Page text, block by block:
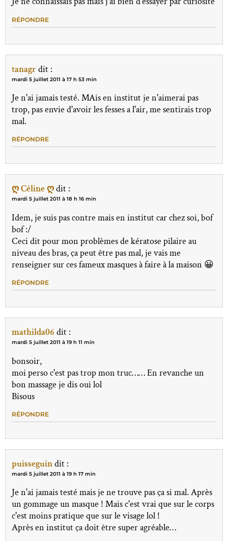
RÉPONDRE
tanagr dit :
mardi 5 juillet 2011 à 17 h 53 min
Je n'ai jamais testé. MAis en institut je n'aimerai pas
trop, pas envie d'avoir les fesses a l'air, me sentirais trop
mal.
RÉPONDRE
ღ Céline ღdit :
mardi 5 juillet 2011 à 18 h 16 min
Idem, je suis pas contre mais en institut car chez soi, bof
bof :/
Ceci dit pour mon problèmes de kératose pilaire au
niveau des bras, ça peut être pas mal, je vais me
renseigner sur ces fameux masques à faire à la maison 😀
RÉPONDRE
mathilda06 dit :
mardi 5 juillet 2011 à 19 h 11 min
bonsoir,
moi perso c'est pas trop mon truc…… En revanche un
bon massage je dis oui lol
Bisous
RÉPONDRE
puisseguindit :
mardi 5 juillet 2011 à 19 h 17 min
Je n'ai jamais testé mais je ne trouve pas ça si mal. Après
un gommage un masque ! Mais c'est vrai que sur le corps
c'est moins pratique que sur le visage lol !
Après en institut ça doit être super agréable…